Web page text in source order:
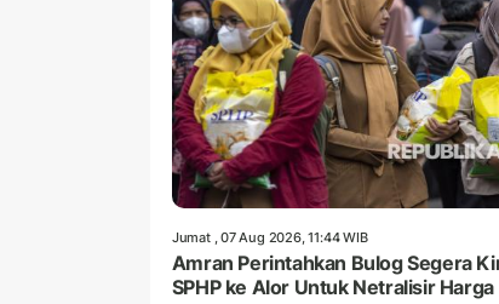
Jumat , 07 Aug 2026, 11:44 WIB
Amran Perintahkan Bulog Segera
SPHP ke Alor Untuk Netralisir Harga